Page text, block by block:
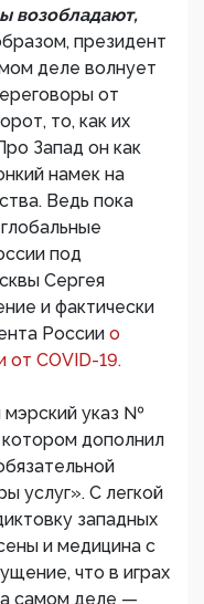
возобладают,
президент
деле волнует
от
то, как их
Запад он как
намек на
Ведь пока
под
Сергея
и фактически
России о
от COVID-19.
мэрский указ №
дополнил
услуг». С легкой
западных
и медицина с
что в играх
самом деле —